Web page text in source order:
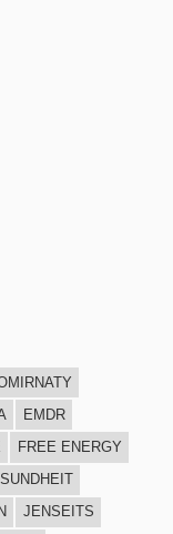
EMDR
FREE ENERGY
JENSEITS